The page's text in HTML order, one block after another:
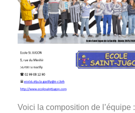
Voici la composition de l’équipe :